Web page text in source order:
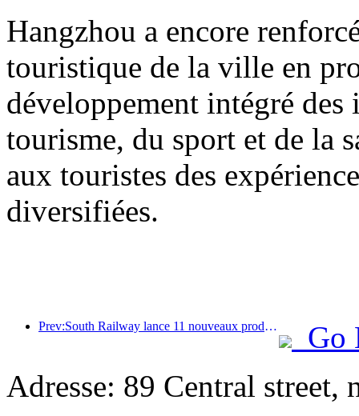
Hangzhou a encore
touristique de la ville en
développement intégré
tourisme, du sport et de la
aux touristes des
diversifiées.
Prev:South Railway lance 11 nouveaux produits de billets pour promouvoir le développement intégré des transports et du tourisme dans les provinces du Fujian et du Jiangxi
Go
Adresse: 89 Central street,